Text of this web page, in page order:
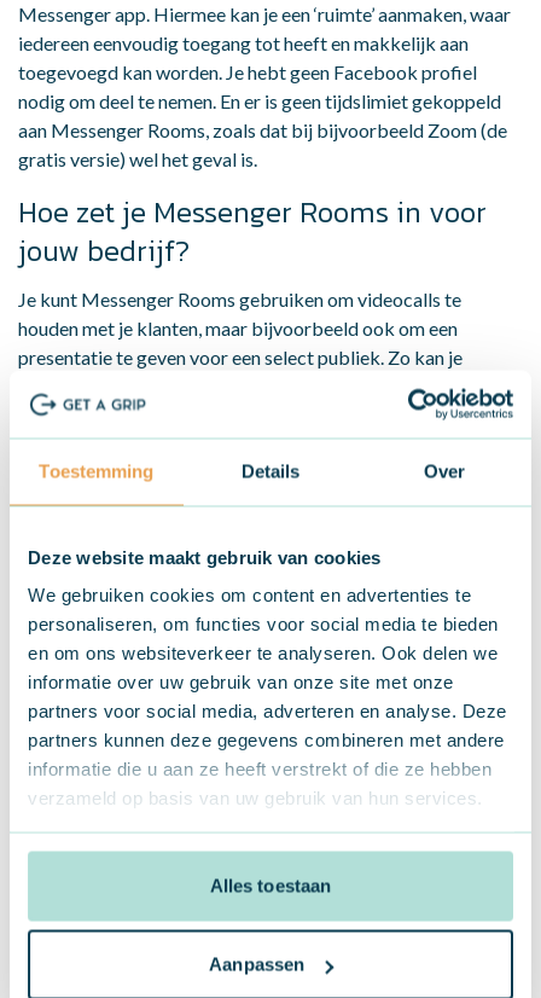
Toestemming Details Over
Deze website maakt gebruik van cookies
We gebruiken cookies om content en advertenties te
personaliseren, om functies voor social media te bieden
en om ons websiteverkeer te analyseren. Ook delen we
informatie over uw gebruik van onze site met onze
partners voor social media, adverteren en analyse. Deze
partners kunnen deze gegevens combineren met andere
informatie die u aan ze heeft verstrekt of die ze hebben
verzameld op basis van uw gebruik van hun services.
Alles toestaan
Aanpassen
Messenger app. Hiermee kan je een ‘ruimte’ aanmaken, waar
iedereen eenvoudig toegang tot heeft en makkelijk aan
toegevoegd kan worden. Je hebt geen Facebook profiel
nodig om deel te nemen. En er is geen tijdslimiet gekoppeld
aan Messenger Rooms, zoals dat bij bijvoorbeeld Zoom (de
gratis versie) wel het geval is.
Hoe zet je Messenger Rooms in voor
jouw bedrijf?
Je kunt Messenger Rooms gebruiken om videocalls te
houden met je klanten, maar bijvoorbeeld ook om een
presentatie te geven voor een select publiek. Zo kan je
betrokkenheid bij jouw volgers en relaties vergroten.
Het is een mooie extra videochat mogelijkheid via
een social media platform waar bijna iedereen een profiel
proberen!
#6 “audio-only” live modus
met automatische
ondertiteling
Wat is het?